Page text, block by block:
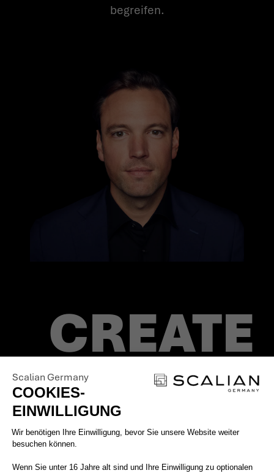
CREATE
begreifen.
Scalian Germany
COOKIES-
EINWILLIGUNG
Einwilligungsmanagementplattform:
Wir benötigen Ihre Einwilligung, bevor Sie unsere Website weiter
besuchen können.
Wenn Sie unter 16 Jahre alt sind und Ihre Einwilligung zu optionalen